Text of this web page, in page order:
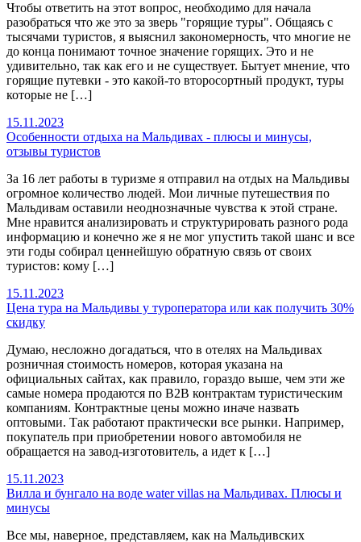
Чтобы ответить на этот вопрос, необходимо для начала
разобраться что же это за зверь "горящие туры". Общаясь с
тысячами туристов, я выяснил закономерность, что многие не
до конца понимают точное значение горящих. Это и не
удивительно, так как его и не существует. Бытует мнение, что
горящие путевки - это какой-то второсортный продукт, туры
которые не […]
15.11.2023
Особенности отдыха на Мальдивах - плюсы и минусы,
отзывы туристов
За 16 лет работы в туризме я отправил на отдых на Мальдивы
огромное количество людей. Мои личные путешествия по
Мальдивам оставили неоднозначные чувства к этой стране.
Мне нравится анализировать и структурировать разного рода
информацию и конечно же я не мог упустить такой шанс и все
эти годы собирал ценнейшую обратную связь от своих
туристов: кому […]
15.11.2023
Цена тура на Мальдивы у туроператора или как получить 30%
скидку
Думаю, несложно догадаться, что в отелях на Мальдивах
розничная стоимость номеров, которая указана на
официальных сайтах, как правило, гораздо выше, чем эти же
самые номера продаются по B2B контрактам туристическим
компаниям. Контрактные цены можно иначе назвать
оптовыми. Так работают практически все рынки. Например,
покупатель при приобретении нового автомобиля не
обращается на завод-изготовитель, а идет к […]
15.11.2023
Вилла и бунгало на воде water villas на Мальдивах. Плюсы и
минусы
Все мы, наверное, представляем, как на Мальдивских